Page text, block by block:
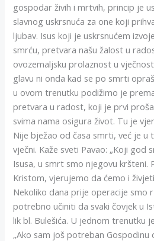
gospodar živih i mrtvih, princip je
slavnog uskrsnuća za one koji
ljubav. Isus koji je uskrsnućem
smrću, pretvara našu žalost u
ovozemaljsku prolaznost u
glavu ni onda kad se po smrti
u ovom trenutku podižimo je
pretvara u radost, koji je prvi
svima nama osigura život. Tu je
Nije bježao od časa smrti, već je u
vječni. Kaže sveti Pavao: „Koji god
Isusa, u smrt smo njegovu kršteni.
Kristom, vjerujemo da ćemo i
Nekoliko dana prije operacije smo
potrebno učiniti da svaki čovjek u
lik bl. Bulešića. U jednom trenutku
„Ako sam još potreban Gospodinu